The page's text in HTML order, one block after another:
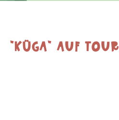
"KÜGA" AUF TOUR